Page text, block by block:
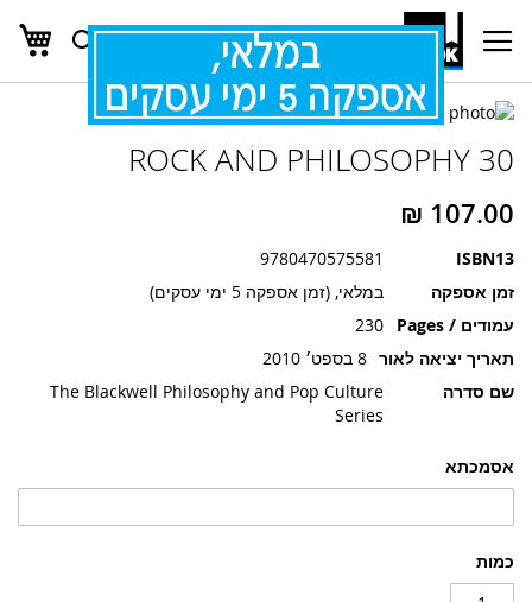
Skip
Content
חפש
אסמכתא
כמות
30 ROCK AND PHILOSOPHY
ISBN13
9780470575581
זמן אספקה
במלאי, (זמן אספקה 5 ימי עסקים)
עמודים / Pages
230
תאריך יציאה לאור 8 בספט׳ 2010
שם סדרה
The Blackwell Philosophy and Pop Culture
Series
לדלג
של
תמונות
להתחלה
גלריית
תמונות